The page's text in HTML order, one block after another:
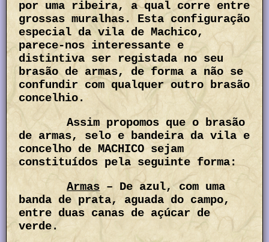
por uma ribeira, a qual corre entre
grossas muralhas. Esta configuração
especial da vila de Machico,
parece-nos interessante e
distintiva ser registada no seu
brasão de armas, de forma a não se
confundir com qualquer outro brasão
concelhio.
Assim propomos que o brasão
de armas, selo e bandeira da vila e
concelho de MACHICO sejam
constituídos pela seguinte forma:
Armas– De azul, com uma
banda de prata, aguada do campo,
entre duas canas de açúcar de
verde.